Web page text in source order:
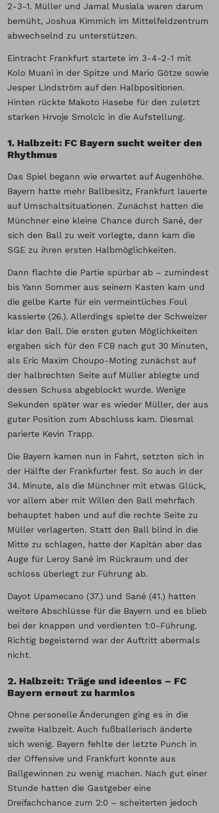
2-3-1. Müller und Jamal Musiala waren darum
bemüht, Joshua Kimmich im Mittelfeldzentrum
abwechselnd zu unterstützen.
Eintracht Frankfurt startete im 3-4-2-1 mit
Kolo Muani in der Spitze und Mario Götze sowie
Jesper Lindström auf den Halbpositionen.
Hinten rückte Makoto Hasebe für den zuletzt
starken Hrvoje Smolcic in die Aufstellung.
1. Halbzeit: FC Bayern sucht weiter den
Rhythmus
Das Spiel begann wie erwartet auf Augenhöhe.
Bayern hatte mehr Ballbesitz, Frankfurt lauerte
auf Umschaltsituationen. Zunächst hatten die
Münchner eine kleine Chance durch Sané, der
sich den Ball zu weit vorlegte, dann kam die
SGE zu ihren ersten Halbmöglichkeiten.
Dann flachte die Partie spürbar ab – zumindest
bis Yann Sommer aus seinem Kasten kam und
die gelbe Karte für ein vermeintliches Foul
kassierte (26.). Allerdings spielte der Schweizer
klar den Ball. Die ersten guten Möglichkeiten
ergaben sich für den FCB nach gut 30 Minuten,
als Eric Maxim Choupo-Moting zunächst auf
der halbrechten Seite auf Müller ablegte und
dessen Schuss abgeblockt wurde. Wenige
Sekunden später war es wieder Müller, der aus
guter Position zum Abschluss kam. Diesmal
parierte Kevin Trapp.
Die Bayern kamen nun in Fahrt, setzten sich in
der Hälfte der Frankfurter fest. So auch in der
34. Minute, als die Münchner mit etwas Glück,
vor allem aber mit Willen den Ball mehrfach
behauptet haben und auf die rechte Seite zu
Müller verlagerten. Statt den Ball blind in die
Mitte zu schlagen, hatte der Kapitän aber das
Auge für Leroy Sané im Rückraum und der
schloss überlegt zur Führung ab.
Dayot Upamecano (37.) und Sané (41.) hatten
weitere Abschlüsse für die Bayern und es blieb
bei der knappen und verdienten 1:0-Führung.
Richtig begeisternd war der Auftritt abermals
nicht.
2. Halbzeit: Träge und ideenlos – FC
Bayern erneut zu harmlos
Ohne personelle Änderungen ging es in die
zweite Halbzeit. Auch fußballerisch änderte
sich wenig. Bayern fehlte der letzte Punch in
der Offensive und Frankfurt konnte aus
Ballgewinnen zu wenig machen. Nach gut einer
Stunde hatten die Gastgeber eine
Dreifachchance zum 2:0 – scheiterten jedoch